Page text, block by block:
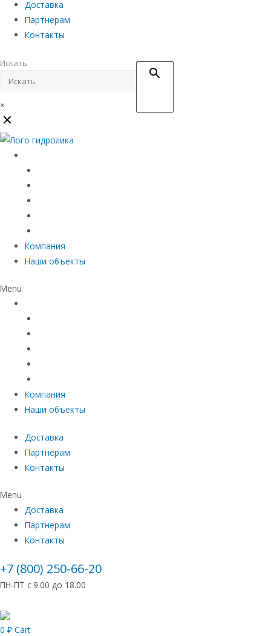
Доставка
Партнерам
Контакты
Искать
×
Компания
Наши объекты
Menu
Компания
Наши объекты
Доставка
Партнерам
Контакты
Menu
Доставка
Партнерам
Контакты
+7 (800) 250-66-20
ПН-ПТ с 9.00 до 18.00
0 ₽ Cart